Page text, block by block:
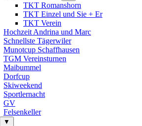
TKT Romanshorn
TKT Einzel und Sie + Er
TKT Verein
Hochzeit Andrina und Marc
Schnellste Tägerwiler
Munotcup Schaffhausen
TGM Vereinsturnen
Maibummel
Dorfcup
Skiweekend
Sportlernacht
GV
Felsenkeller
▼